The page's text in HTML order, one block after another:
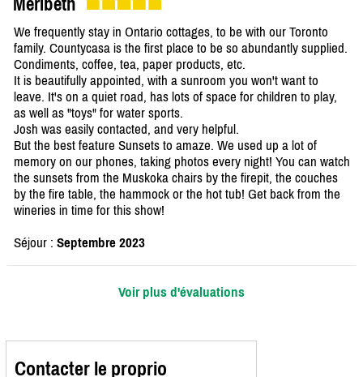
We frequently stay in Ontario cottages, to be with our Toronto
family. Countycasa is the first place to be so abundantly supplied.
Condiments, coffee, tea, paper products, etc.
It is beautifully appointed, with a sunroom you won't want to
leave. It's on a quiet road, has lots of space for children to play,
as well as "toys" for water sports.
Josh was easily contacted, and very helpful.
But the best feature Sunsets to amaze. We used up a lot of
memory on our phones, taking photos every night! You can watch
the sunsets from the Muskoka chairs by the firepit, the couches
by the fire table, the hammock or the hot tub! Get back from the
wineries in time for this show!
Séjour : Septembre 2023
Voir plus d'évaluations
Contacter le proprio